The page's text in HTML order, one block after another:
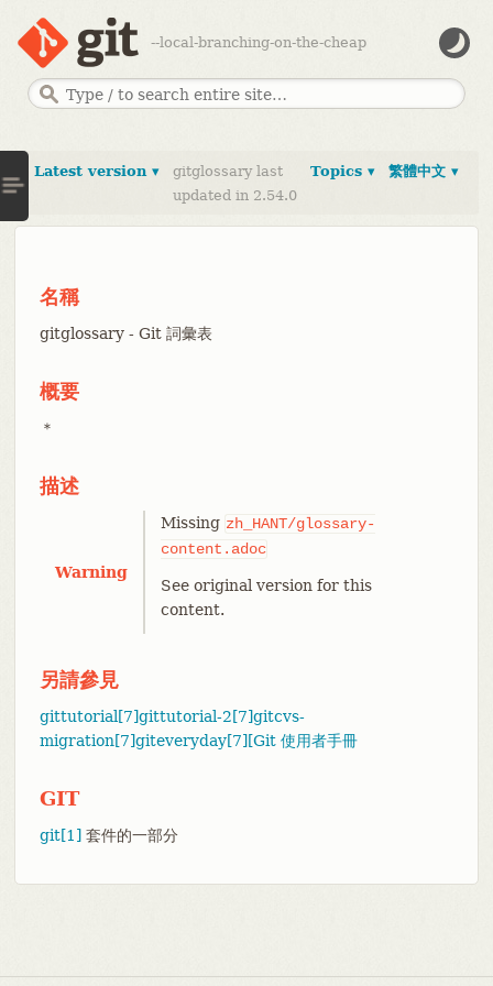
--local-branching-on-the-cheap
繁體中文 ▾
Topics ▾
Latest version ▾
gitglossary last
updated in 2.54.0
名稱
gitglossary - Git 詞彙表
概要
＊
描述
Warning
Missing zh_HANT/glossary-
content.adoc
See original version for this
content.
另請參見
gittutorial[7]gittutorial-2[7]gitcvs-
migration[7]giteveryday[7] [Git 使用者手冊
GIT
git[1] 套件的一部分